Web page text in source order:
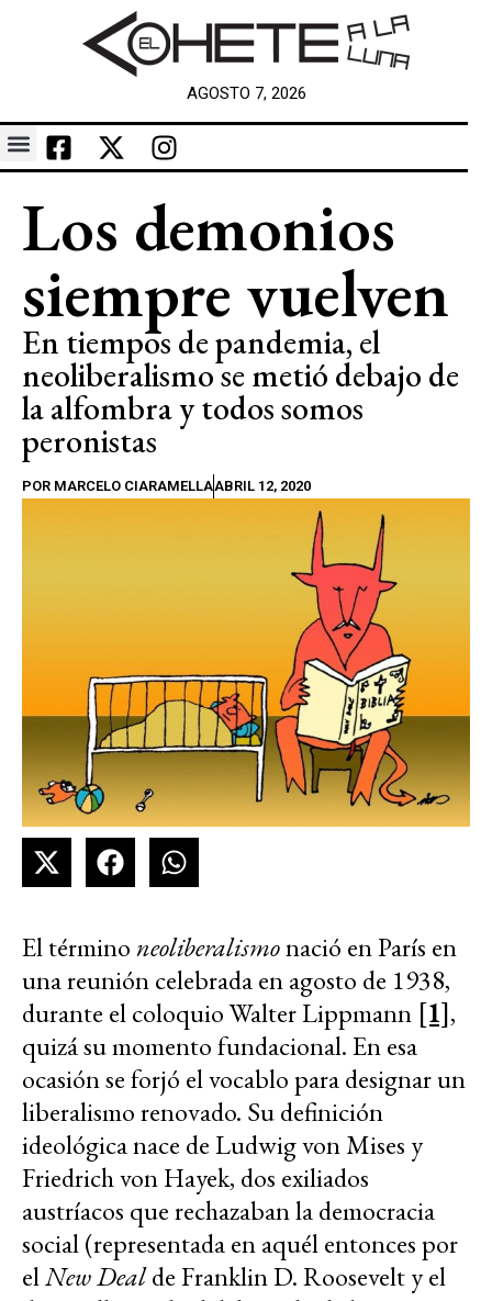
AGOSTO 7, 2026
Los demonios
siempre vuelven
En tiempos de pandemia, el
neoliberalismo se metió debajo de
la alfombra y todos somos
peronistas
POR MARCELO CIARAMELLAABRIL 12, 2020
El término neoliberalismonació en París en
una reunión celebrada en agosto de 1938,
durante el coloquio Walter Lippmann [1],
quizá su momento fundacional. En esa
ocasión se forjó el vocablo para designar un
liberalismo renovado. Su definición
ideológica nace de Ludwig von Mises y
Friedrich von Hayek, dos exiliados
austríacos que rechazaban la democracia
social (representada en aquél entonces por
elNew Dealde Franklin D. Roosevelt y el